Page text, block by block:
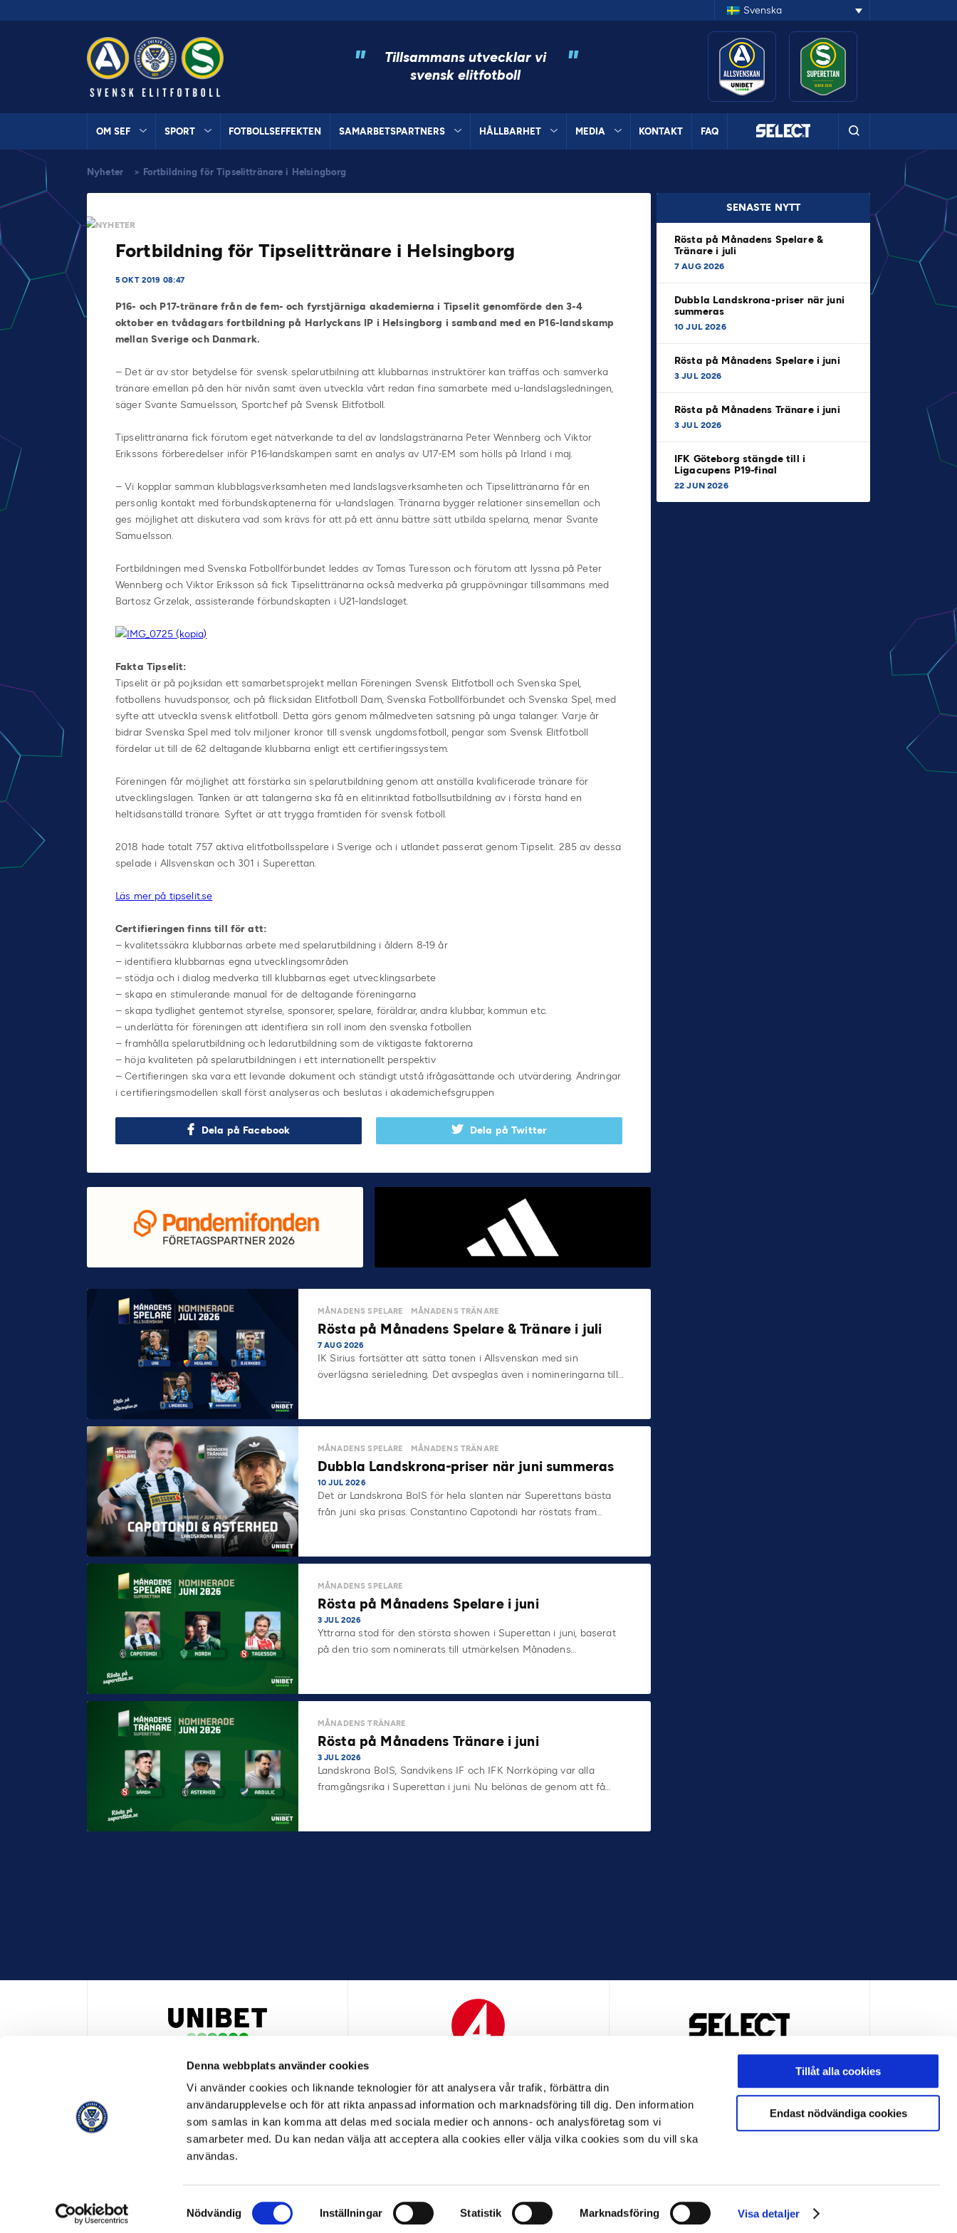
Denna webbplats använder cookies
Vi använder cookies och liknande teknologier för att analysera vår trafik, förbättra din
användarupplevelse och för att rikta anpassad information och marknadsföring till dig. Den information
som samlas in kan komma att delas med sociala medier och annons- och analysföretag som vi
samarbeter med. Du kan nedan välja att acceptera alla cookies eller välja vilka cookies som du vill ska
användas.
Samtyckesval
Nödvändig Inställningar Statistik Marknadsföring Visa detaljer
Tillåt alla cookies
Endast nödvändiga cookies
Svenska
"
Tillsammans utvecklar vi
svensk elitfotboll
"
OM SEF SPORT FOTBOLLSEFFEKTEN SAMARBETSPARTNERS HÅLLBARHET MEDIA KONTAKT FAQ
Nyheter > Fortbildning för Tipselittränare i Helsingborg
NYHETER
Fortbildning för Tipselittränare i Helsingborg
5 OKT 2019 08:47
P16- och P17-tränare från de fem- och fyrstjärniga akademierna i Tipselit genomförde den 3-4
oktober en tvådagars fortbildning på Harlyckans IP i Helsingborg i samband med en P16-landskamp
mellan Sverige och Danmark.
– Det är av stor betydelse för svensk spelarutbilning att klubbarnas instruktörer kan träffas och samverka
tränare emellan på den här nivån samt även utveckla vårt redan fina samarbete med u-landslagsledningen,
säger Svante Samuelsson, Sportchef på Svensk Elitfotboll.
Tipselittränarna fick förutom eget nätverkande ta del av landslagstränarna Peter Wennberg och Viktor
Erikssons förberedelser inför P16-landskampen samt en analys av U17-EM som hölls på Irland i maj.
– Vi kopplar samman klubblagsverksamheten med landslagsverksamheten och Tipselittränarna får en
personlig kontakt med förbundskaptenerna för u-landslagen. Tränarna bygger relationer sinsemellan och
ges möjlighet att diskutera vad som krävs för att på ett ännu bättre sätt utbilda spelarna, menar Svante
Samuelsson.
Fortbildningen med Svenska Fotbollförbundet leddes av Tomas Turesson och förutom att lyssna på Peter
Wennberg och Viktor Eriksson så fick Tipselittränarna också medverka på gruppövningar tillsammans med
Bartosz Grzelak, assisterande förbundskapten i U21-landslaget.
Fakta Tipselit:
Tipselit är på pojksidan ett samarbetsprojekt mellan Föreningen Svensk Elitfotboll och Svenska Spel,
fotbollens huvudsponsor, och på flicksidan Elitfotboll Dam, Svenska Fotbollförbundet och Svenska Spel, med
syfte att utveckla svensk elitfotboll. Detta görs genom målmedveten satsning på unga talanger. Varje år
bidrar Svenska Spel med tolv miljoner kronor till svensk ungdomsfotboll, pengar som Svensk Elitfotboll
fördelar ut till de 62 deltagande klubbarna enligt ett certifieringssystem.
Föreningen får möjlighet att förstärka sin spelarutbildning genom att anställa kvalificerade tränare för
utvecklingslagen. Tanken är att talangerna ska få en elitinriktad fotbollsutbildning av i första hand en
heltidsanställd tränare. Syftet är att trygga framtiden för svensk fotboll.
2018 hade totalt 757 aktiva elitfotbollsspelare i Sverige och i utlandet passerat genom Tipselit. 285 av dessa
spelade i Allsvenskan och 301 i Superettan.
Läs mer på tipselit.se
Certifieringen finns till för att:
– kvalitetssäkra klubbarnas arbete med spelarutbildning i åldern 8-19 år
– identifiera klubbarnas egna utvecklingsområden
– stödja och i dialog medverka till klubbarnas eget utvecklingsarbete
– skapa en stimulerande manual för de deltagande föreningarna
– skapa tydlighet gentemot styrelse, sponsorer, spelare, föräldrar, andra klubbar, kommun etc.
– underlätta för föreningen att identifiera sin roll inom den svenska fotbollen
– framhålla spelarutbildning och ledarutbildning som de viktigaste faktorerna
– höja kvaliteten på spelarutbildningen i ett internationellt perspektiv
– Certifieringen ska vara ett levande dokument och ständigt utstå ifrågasättande och utvärdering. Ändringar
i certifieringsmodellen skall först analyseras och beslutas i akademichefsgruppen
Dela på Facebook Dela på Twitter
SENASTE NYTT
Rösta på Månadens Spelare &
Tränare i juli
7 AUG 2026
Dubbla Landskrona-priser när juni
summeras
10 JUL 2026
Rösta på Månadens Spelare i juni
3 JUL 2026
Rösta på Månadens Tränare i juni
3 JUL 2026
IFK Göteborg stängde till i
Ligacupens P19-final
22 JUN 2026
MÅNADENS SPELARE MÅNADENS TRÄNARE
Rösta på Månadens Spelare & Tränare i juli
7 AUG 2026
IK Sirius fortsätter att sätta tonen i Allsvenskan med sin
överlägsna serieledning. Det avspeglas även i nomineringarna till…
MÅNADENS SPELARE MÅNADENS TRÄNARE
Dubbla Landskrona-priser när juni summeras
10 JUL 2026
Det är Landskrona BoIS för hela slanten när Superettans bästa
från juni ska prisas. Constantino Capotondi har röstats fram…
MÅNADENS SPELARE
Rösta på Månadens Spelare i juni
3 JUL 2026
Yttrarna stod för den största showen i Superettan i juni, baserat
på den trio som nominerats till utmärkelsen Månadens…
MÅNADENS TRÄNARE
Rösta på Månadens Tränare i juni
3 JUL 2026
Landskrona BoIS, Sandvikens IF och IFK Norrköping var alla
framgångsrika i Superettan i juni. Nu belönas de genom att få…
HUVUDPARTNER OCH PRESENTING PARTNER ALLSVENSKAN
OM SVENSK ELITFOTBOLL ALLMÄNNA VILLKOR INTEGRITETSPOLICY
© SVENSK ELITFOTBOLL 2026